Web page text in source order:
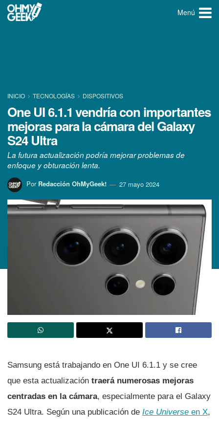
Menú
INICIO TECNOLOGÍ­AS DISPOSITIVOS
One UI 6.1.1 vendría con importantes
mejoras para la cámara del Galaxy
S24 Ultra
La futura actualización podría mejorar problemas de
enfoque y obturación lenta.
Por Redacción OhMyGeek! 27 mayo 2024
Samsung está trabajando en One UI 6.1.1 y se cree
que esta actualización traerá numerosas mejoras
centradas en la cámara, especialmente para el Galaxy
S24 Ultra. Según una publicación de Ice Universe en X,